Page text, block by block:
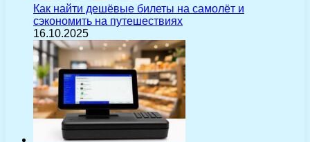
Как найти дешёвые билеты на самолёт и
сэкономить на путешествиях
16.10.2025